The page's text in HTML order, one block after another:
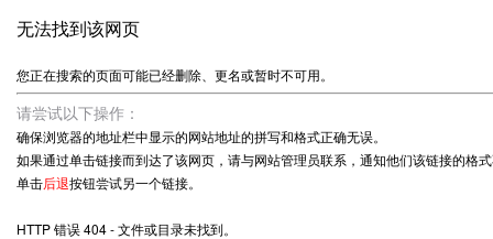
无法找到该网页
您正在搜索的页面可能已经删除、更名或暂时不可用。
请尝试以下操作：
确保浏览器的地址栏中显示的网站地址的拼写和格式正确无误。
如果通过单击链接而到达了该网页，请与网站管理员联系，通知他们该链接的格
单击后退按钮尝试另一个链接。
HTTP 错误 404 - 文件或目录未找到。